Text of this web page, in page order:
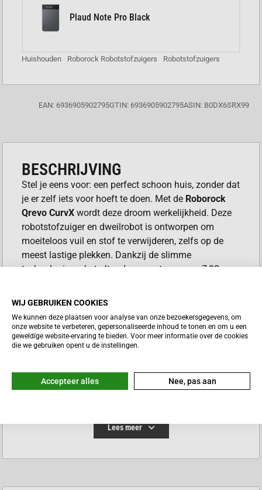
Plaud Note Pro Black
Huishouden Roborock Robotstofzuigers Robotstofzuigers
EAN: 6936905902795GTIN: 6936905902795ASIN: B0DX6SRX99
BESCHRIJVING
Stel je eens voor: een perfect schoon huis, zonder dat
je er zelf iets voor hoeft te doen. Met de Roborock
Qrevo CurvX wordt deze droom werkelijkheid. Deze
robotstofzuiger en dweilrobot is ontworpen om
moeiteloos vuil en stof te verwijderen, zelfs op de
meest lastige plekken. Dankzij de slimme
technologie en het ultra-dunne ontwerp van 7,98
en past hij zijn schoonmaakroute aan voor de beste
resultaten. Je huis schoonmaken was nog nooit zo
VOORDELEN ROBOROCK QREVO
CURVX
multifunctionele dock leegt de stofbak, wast en
watertank automatisch bij. Zo hoef jij
Lees meer
WIJ GEBRUIKEN COOKIES
We kunnen deze plaatsen voor analyse van onze bezoekersgegevens, om
onze website te verbeteren, gepersonaliseerde inhoud te tonen en om u een
geweldige website-ervaring te bieden. Voor meer informatie over de cookies
die we gebruiken opent u de instellingen.
Accepteer alles Nee, pas aan